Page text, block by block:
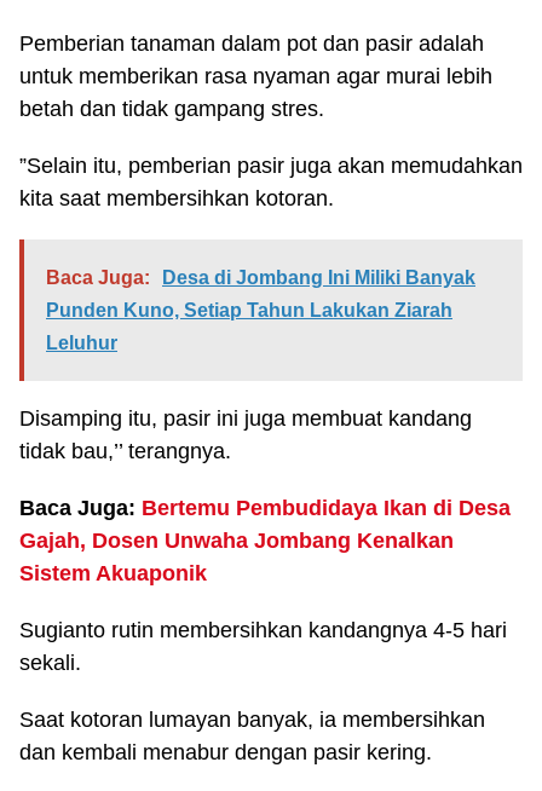
Pemberian tanaman dalam pot dan pasir adalah
untuk memberikan rasa nyaman agar murai lebih
betah dan tidak gampang stres.
”Selain itu, pemberian pasir juga akan memudahkan
kita saat membersihkan kotoran.
Baca Juga:
Desa di Jombang Ini Miliki Banyak
Punden Kuno, Setiap Tahun Lakukan Ziarah
Leluhur
Disamping itu, pasir ini juga membuat kandang
tidak bau,’’ terangnya.
Baca Juga: Bertemu Pembudidaya Ikan di Desa
Gajah, Dosen Unwaha Jombang Kenalkan
Sistem Akuaponik
Sugianto rutin membersihkan kandangnya 4-5 hari
sekali.
Saat kotoran lumayan banyak, ia membersihkan
dan kembali menabur dengan pasir kering.